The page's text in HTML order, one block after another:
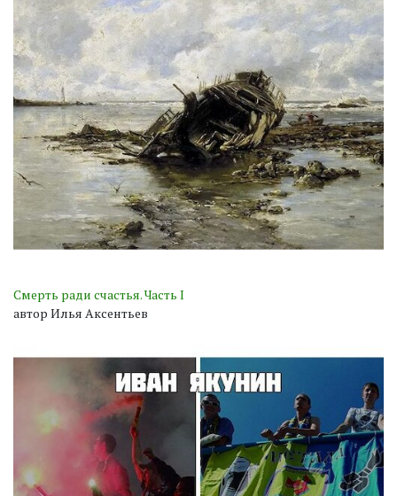
Смерть ради счастья. Часть I
автор Илья Аксентьев